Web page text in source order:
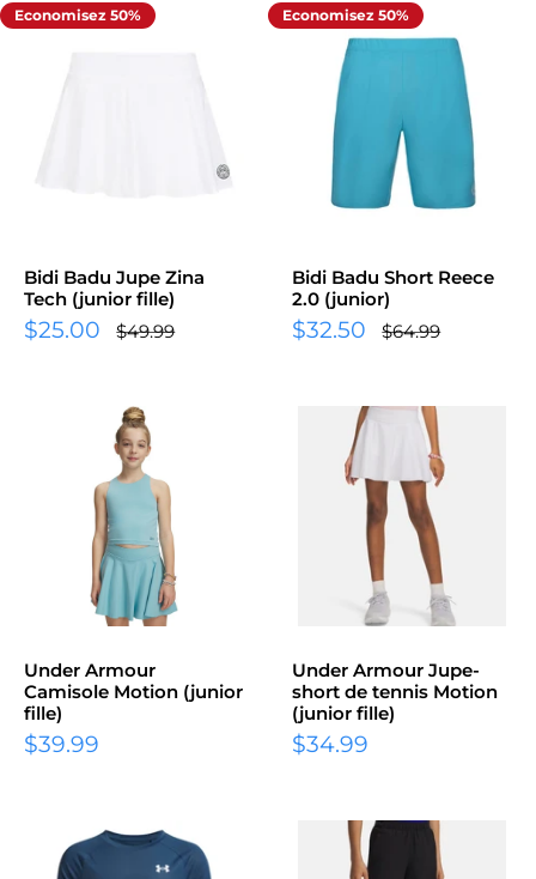
Economisez 50%
Bidi Badu Jupe Zina
Tech (junior fille)
Prix
$25.00 Prix
normal
$49.99
Economisez 50%
Bidi Badu Short Reece
2.0 (junior)
Prix
$32.50 Prix
normal
$64.99
Under Armour
Camisole Motion (junior
fille)
Prix
$39.99
Under Armour Jupe-
short de tennis Motion
(junior fille)
Prix
$34.99